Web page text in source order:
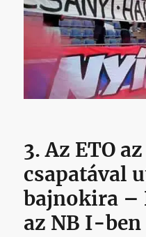
3. Az ETO
csapatával
bajnokira –
az NB I-ben